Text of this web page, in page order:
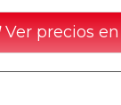
Ver precios